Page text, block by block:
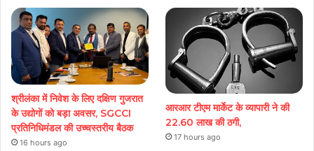
श्रीलंका में निवेश के लिए दक्षिण गुजरात
के उद्योगों को बड़ा अवसर, SGCCI
प्रतिनिधिमंडल की उच्चस्तरीय बैठक
16 hours ago
आरआर टीएम मार्केट के व्यापारी ने की
22.60 लाख की ठगी,
17 hours ago